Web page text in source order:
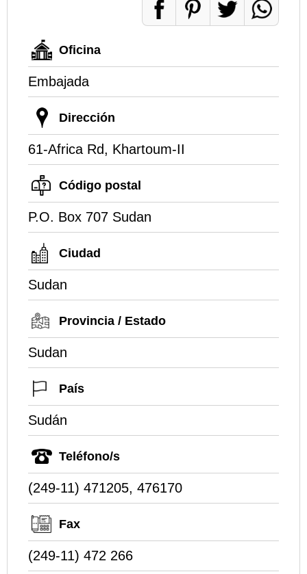
Oficina
Embajada
Dirección
61-Africa Rd, Khartoum-II
Código postal
P.O. Box 707 Sudan
Ciudad
Sudan
Provincia / Estado
Sudan
País
Sudán
Teléfono/s
(249-11) 471205, 476170
Fax
(249-11) 472 266